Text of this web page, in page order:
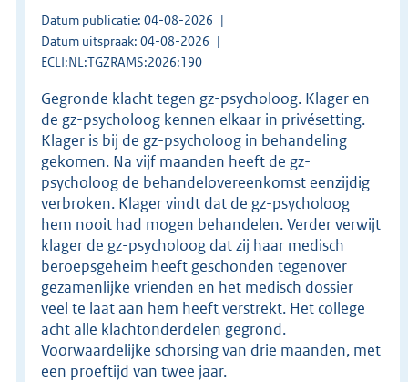
Datum publicatie: 04-08-2026
Datum uitspraak: 04-08-2026
ECLI:NL:TGZRAMS:2026:190
Gegronde klacht tegen gz-psycholoog. Klager en
de gz-psycholoog kennen elkaar in privésetting.
Klager is bij de gz-psycholoog in behandeling
gekomen. Na vijf maanden heeft de gz-
psycholoog de behandelovereenkomst eenzijdig
verbroken. Klager vindt dat de gz-psycholoog
hem nooit had mogen behandelen. Verder verwijt
klager de gz-psycholoog dat zij haar medisch
beroepsgeheim heeft geschonden tegenover
gezamenlijke vrienden en het medisch dossier
veel te laat aan hem heeft verstrekt. Het college
acht alle klachtonderdelen gegrond.
Voorwaardelijke schorsing van drie maanden, met
een proeftijd van twee jaar.